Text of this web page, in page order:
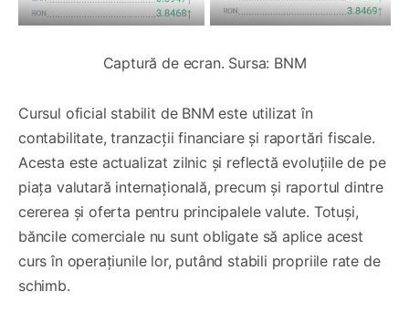
Captură de ecran. Sursa: BNM
Cursul oficial stabilit de BNM este utilizat în
contabilitate, tranzacții financiare și raportări fiscale.
Acesta este actualizat zilnic și reflectă evoluțiile de pe
piața valutară internațională, precum și raportul dintre
cererea și oferta pentru principalele valute. Totuși,
băncile comerciale nu sunt obligate să aplice acest
curs în operațiunile lor, putând stabili propriile rate de
schimb.